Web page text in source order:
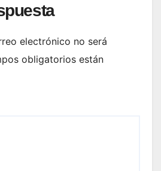
electrónico no será
obligatorios están